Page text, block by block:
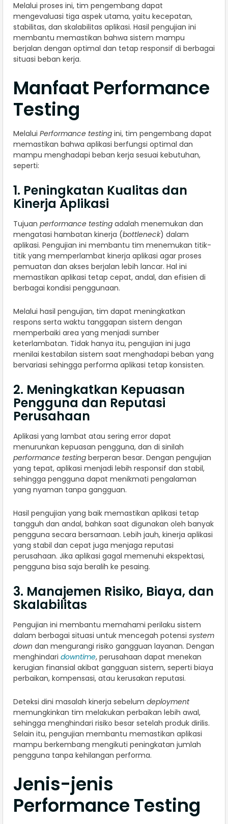
Melalui proses ini, tim pengembang dapat
mengevaluasi tiga aspek utama, yaitu kecepatan,
stabilitas, dan skalabilitas aplikasi. Hasil pengujian ini
membantu memastikan bahwa sistem mampu
berjalan dengan optimal dan tetap responsif di berbagai
situasi beban kerja.
Manfaat Performance
Testing
Melalui Performance testing ini, tim pengembang dapat
memastikan bahwa aplikasi berfungsi optimal dan
mampu menghadapi beban kerja sesuai kebutuhan,
seperti:
1. Peningkatan Kualitas dan
Kinerja Aplikasi
Tujuan performance testing adalah menemukan dan
mengatasi hambatan kinerja (bottleneck) dalam
aplikasi. Pengujian ini membantu tim menemukan titik-
titik yang memperlambat kinerja aplikasi agar proses
pemuatan dan akses berjalan lebih lancar. Hal ini
memastikan aplikasi tetap cepat, andal, dan efisien di
berbagai kondisi penggunaan.
Melalui hasil pengujian, tim dapat meningkatkan
respons serta waktu tanggapan sistem dengan
memperbaiki area yang menjadi sumber
keterlambatan. Tidak hanya itu, pengujian ini juga
menilai kestabilan sistem saat menghadapi beban yang
bervariasi sehingga performa aplikasi tetap konsisten.
2. Meningkatkan Kepuasan
Pengguna dan Reputasi
Perusahaan
Aplikasi yang lambat atau sering error dapat
menurunkan kepuasan pengguna, dan di sinilah
performance testing berperan besar. Dengan pengujian
yang tepat, aplikasi menjadi lebih responsif dan stabil,
sehingga pengguna dapat menikmati pengalaman
yang nyaman tanpa gangguan.
Hasil pengujian yang baik memastikan aplikasi tetap
tangguh dan andal, bahkan saat digunakan oleh banyak
pengguna secara bersamaan. Lebih jauh, kinerja aplikasi
yang stabil dan cepat juga menjaga reputasi
perusahaan. Jika aplikasi gagal memenuhi ekspektasi,
pengguna bisa saja beralih ke pesaing.
3. Manajemen Risiko, Biaya, dan
Skalabilitas
Pengujian ini membantu memahami perilaku sistem
dalam berbagai situasi untuk mencegah potensi system
down dan mengurangi risiko gangguan layanan. Dengan
menghindari downtime, perusahaan dapat menekan
kerugian finansial akibat gangguan sistem, seperti biaya
perbaikan, kompensasi, atau kerusakan reputasi.
Deteksi dini masalah kinerja sebelum deployment
memungkinkan tim melakukan perbaikan lebih awal,
sehingga menghindari risiko besar setelah produk dirilis.
Selain itu, pengujian membantu memastikan aplikasi
mampu berkembang mengikuti peningkatan jumlah
pengguna tanpa kehilangan performa.
Jenis-jenis
Performance Testing